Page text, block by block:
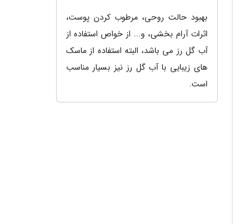
بهبود حالت روحی، مرطوب کردن پوست،
اثرات آرام بخشی، و... از خواص استفاده از
آب گل رز می باشد، البته استفاده از ماسک
های زیبایی با آب گل رز نیز بسیار مناسب
است.